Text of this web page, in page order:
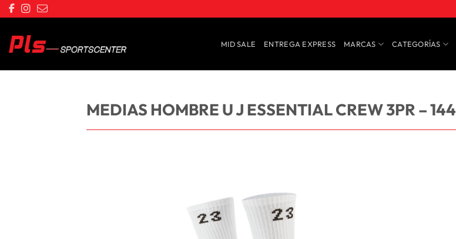
Saltar
al
contenido
MID SALE ENTREGA EXPRESS MARCAS CATEGORÍAS
MEDIAS HOMBRE U J ESSENTIAL CREW 3PR – 144